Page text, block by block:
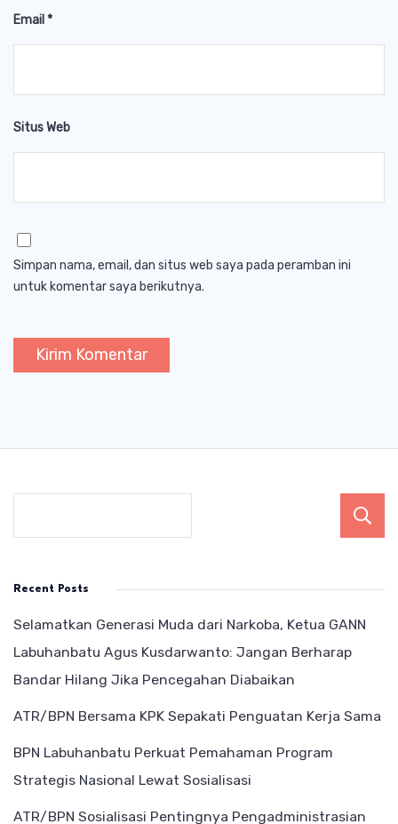
Email*
Situs Web
Simpan nama, email, dan situs web saya pada peramban ini
untuk komentar saya berikutnya.
Recent Posts
Selamatkan Generasi Muda dari Narkoba, Ketua GANN
Labuhanbatu Agus Kusdarwanto: Jangan Berharap
Bandar Hilang Jika Pencegahan Diabaikan
ATR/BPN Bersama KPK Sepakati Penguatan Kerja Sama
BPN Labuhanbatu Perkuat Pemahaman Program
Strategis Nasional Lewat Sosialisasi
ATR/BPN Sosialisasi Pentingnya Pengadministrasian